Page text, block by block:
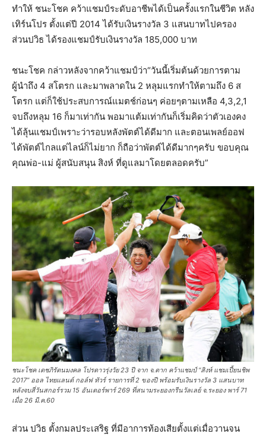
ทำให้ ชนะโชค คว้าแชมป์ระดับอาชีพได้เป็นครั้งแรกในชีวิต หลัง
เทิร์นโปร ตั้งแต่ปี 2014 ได้รับเงินรางวัล 3 แสนบาทไปครอง
ส่วนปวิธ ได้รองแชมป์รับเงินรางวัล 185,000 บาท
ชนะโชค กล่าวหลังจากคว้าแชมป์ว่า“วันนี้เริ่มต้นด้วยการตาม
ผู้นำถึง 4 สโตรก และมาพลาดใน 2 หลุมแรกทำให้ตามถึง 6 ส
โตรก แต่ก็ใช้ประสบการณ์แมตช์ก่อนๆ ค่อยๆตามเหลือ 4,3,2,1
จบถึงหลุม 16 ก็มาเท่ากัน พอมาแต้มเท่ากันก็เริ่มคิดว่าตัวเองคง
ได้ลุ้นแชมป์เพราะว่ารอบหลังพัตต์ได้ดีมาก และตอนเพลย์ออฟ
ได้พัตต์ไกลแต่ไลน์ก็ไม่ยาก ก็ถือว่าพัตต์ได้ดีมากๆครับ ขอบคุณ
คุณพ่อ-แม่ ผู้สนับสนุน สิงห์ ที่ดูแลมาโดยตลอดครับ”
ชนะโชค เดชภิรัตนมงคล โปรดาวรุ่งวัย 23 ปี จาก จ.ตาก คว้าแชมป์ “สิงห์ แชมเปี้ยนชิพ
2017” ออล ไทยแลนด์ กอล์ฟ ทัวร์ รายการที่ 2 ของปี พร้อมรับเงินรางวัล 3 แสนบาท
หลังจบสี่วันสกอร์รวม 15 อันเดอร์พาร์ 269 ที่สนามระยองกรีนวัลเลย์ จ.ระยอง พาร์ 71
เมื่อ 26 มี.ค.60
ส่วน ปวิธ ตั้งกมลประเสริฐ ที่มีอาการท้องเสียตั้งแต่เมื่อวานจน